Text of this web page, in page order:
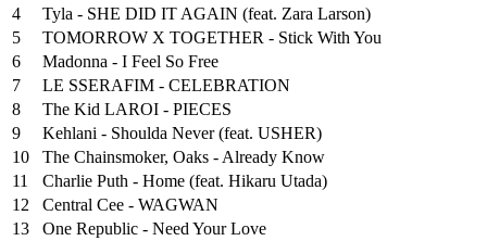
4
Tyla - SHE DID IT AGAIN (feat. Zara Larson)
5
TOMORROW X TOGETHER - Stick With You
6
Madonna - I Feel So Free
7
LE SSERAFIM - CELEBRATION
8
The Kid LAROI - PIECES
9
Kehlani - Shoulda Never (feat. USHER)
10
The Chainsmoker, Oaks - Already Know
11
Charlie Puth - Home (feat. Hikaru Utada)
12
Central Cee - WAGWAN
13
One Republic - Need Your Love